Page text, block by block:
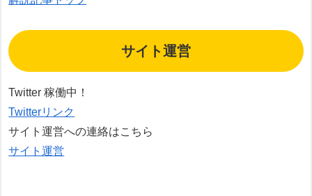
サイト運営
Twitter 稼働中！
Twitterリンク
サイト運営への連絡はこちら
サイト運営